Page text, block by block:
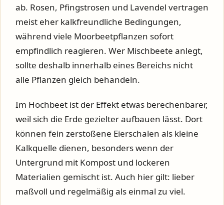
ab. Rosen, Pfingstrosen und Lavendel vertragen
meist eher kalkfreundliche Bedingungen,
während viele Moorbeetpflanzen sofort
empfindlich reagieren. Wer Mischbeete anlegt,
sollte deshalb innerhalb eines Bereichs nicht
alle Pflanzen gleich behandeln.
Im Hochbeet ist der Effekt etwas berechenbarer,
weil sich die Erde gezielter aufbauen lässt. Dort
können fein zerstoßene Eierschalen als kleine
Kalkquelle dienen, besonders wenn der
Untergrund mit Kompost und lockeren
Materialien gemischt ist. Auch hier gilt: lieber
maßvoll und regelmäßig als einmal zu viel.